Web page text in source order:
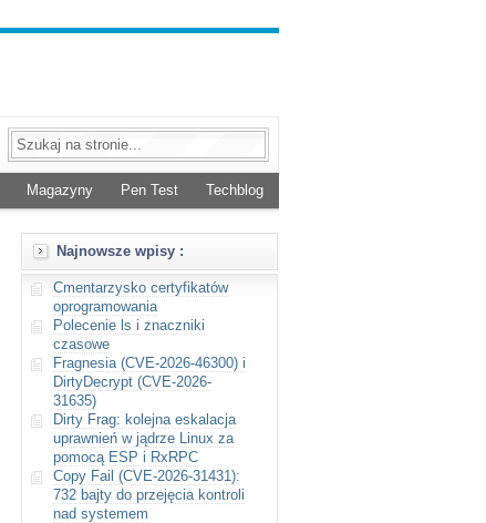
Magazyny Pen Test Techblog
Najnowsze wpisy :
Cmentarzysko certyfikatów
oprogramowania
Polecenie ls i znaczniki
czasowe
Fragnesia (CVE-2026-46300) i
DirtyDecrypt (CVE-2026-
31635)
Dirty Frag: kolejna eskalacja
uprawnień w jądrze Linux za
pomocą ESP i RxRPC
Copy Fail (CVE-2026-31431):
732 bajty do przejęcia kontroli
nad systemem